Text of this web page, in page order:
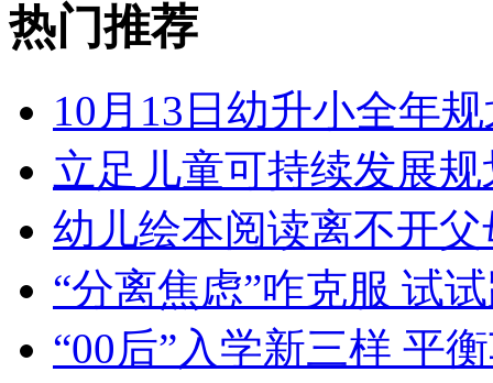
热门推荐
10月13日幼升小全年
立足儿童可持续发展
幼儿绘本阅读离不开
“分离焦虑”咋克服 试
“00后”入学新三样 平